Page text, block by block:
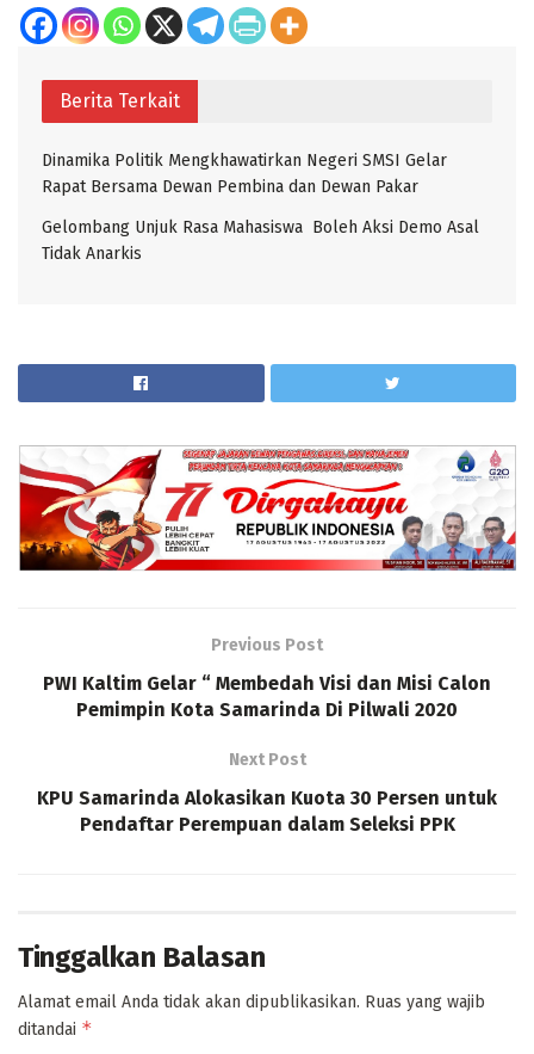
Berita Terkait
Dinamika Politik Mengkhawatirkan Negeri SMSI Gelar
Rapat Bersama Dewan Pembina dan Dewan Pakar
Gelombang Unjuk Rasa Mahasiswa Boleh Aksi Demo Asal
Tidak Anarkis
Previous Post
PWI Kaltim Gelar “ Membedah Visi dan Misi Calon
Pemimpin Kota Samarinda Di Pilwali 2020
Next Post
KPU Samarinda Alokasikan Kuota 30 Persen untuk
Pendaftar Perempuan dalam Seleksi PPK
Tinggalkan Balasan
Alamat email Anda tidak akan dipublikasikan. Ruas yang wajib
ditandai *